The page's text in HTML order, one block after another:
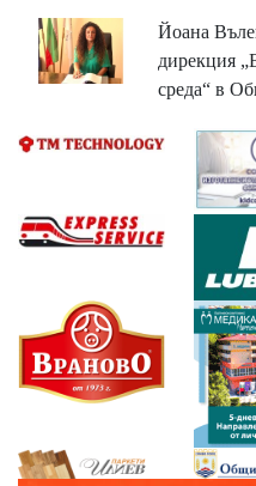
Йоана
дирекция
среда“ в